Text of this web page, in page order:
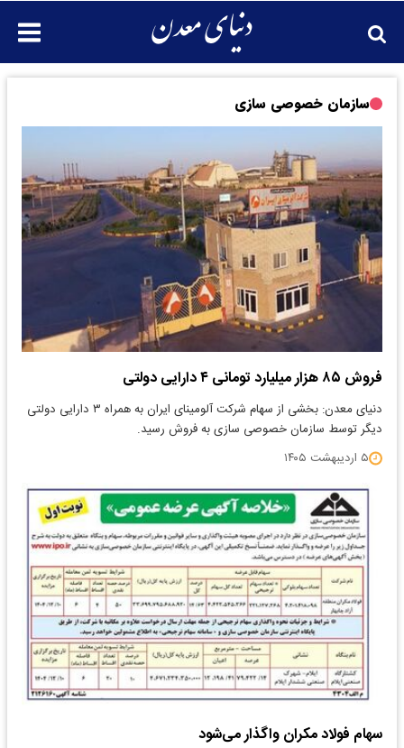
سازمان خصوصی سازی
فروش ۸۵ هزار میلیارد تومانی ۴ دارایی دولتی
دنیای معدن: بخشی از سهام شرکت آلومینای ایران به همراه ۳ دارایی دولتی
دیگر توسط سازمان خصوصی سازی به فروش رسید.
۵ اردیبهشت ۱۴۰۵
سهام فولاد مکران واگذار می‌شود